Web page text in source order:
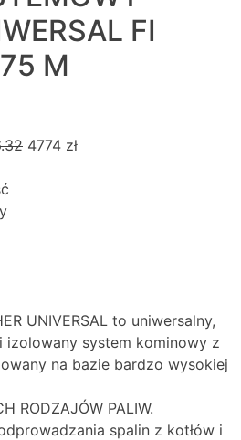
FI
M
4774 zł
UNIVERSAL to uniwersalny,
izolowany system kominowy z
na bazie bardzo wysokiej
RODZAJÓW PALIW.
spalin z kotłów i